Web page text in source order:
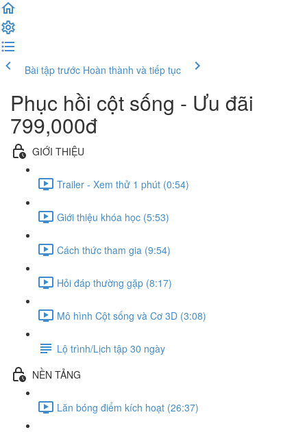
Bài tập trước Hoàn thành và tiếp tục
Phục hồi cột sống - Ưu đãi
799,000đ
GIỚI THIỆU
Trailer - Xem thử 1 phút (0:54)
Giới thiệu khóa học (5:53)
Cách thức tham gia (9:54)
Hỏi đáp thường gặp (8:17)
Mô hình Cột sống và Cơ 3D (3:08)
Lộ trình/Lịch tập 30 ngày
NỀN TẢNG
Lăn bóng điểm kích hoạt (26:37)